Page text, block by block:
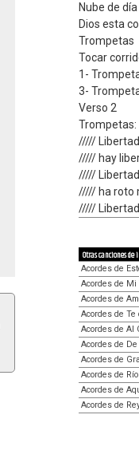
Nube de
Dios esta
Trompetas
Tocar
1-
3-
Verso 2
Trompetas:
/////
///// hay
/////
///// ha roto
/////
Otras canciones de
Acordes de
Acordes de Mi
Acordes de
Acordes de Te
Acordes de Al
Acordes de
Acordes de
Acordes de
Acordes de
Acordes de